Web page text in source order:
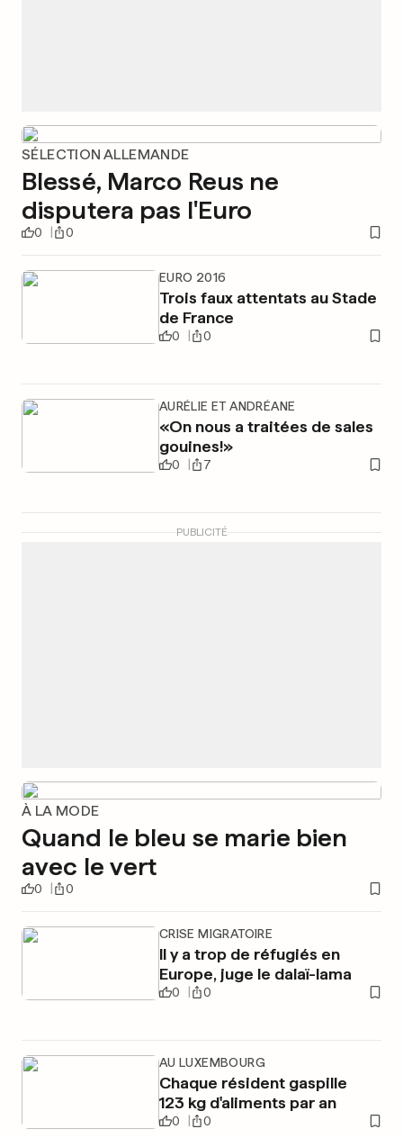
SÉLECTION ALLEMANDE
Blessé, Marco Reus ne
disputera pas l'Euro
0 0
EURO 2016
Trois faux attentats au Stade
de France
0 0
AURÉLIE ET ANDRÉANE
«On nous a traitées de sales
gouines!»
0 7
PUBLICITÉ
À LA MODE
Quand le bleu se marie bien
avec le vert
0 0
CRISE MIGRATOIRE
Il y a trop de réfugiés en
Europe, juge le dalaï-lama
0 0
AU LUXEMBOURG
Chaque résident gaspille
123 kg d'aliments par an
0 0